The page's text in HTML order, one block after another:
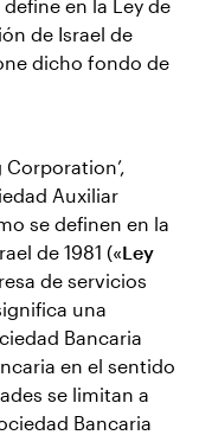
en la Ley de
de Israel de
dicho fondo de
Corporation’,
Auxiliar
se definen en la
de 1981 («Ley
de servicios
una
Bancaria
en el sentido
se limitan a
Bancaria